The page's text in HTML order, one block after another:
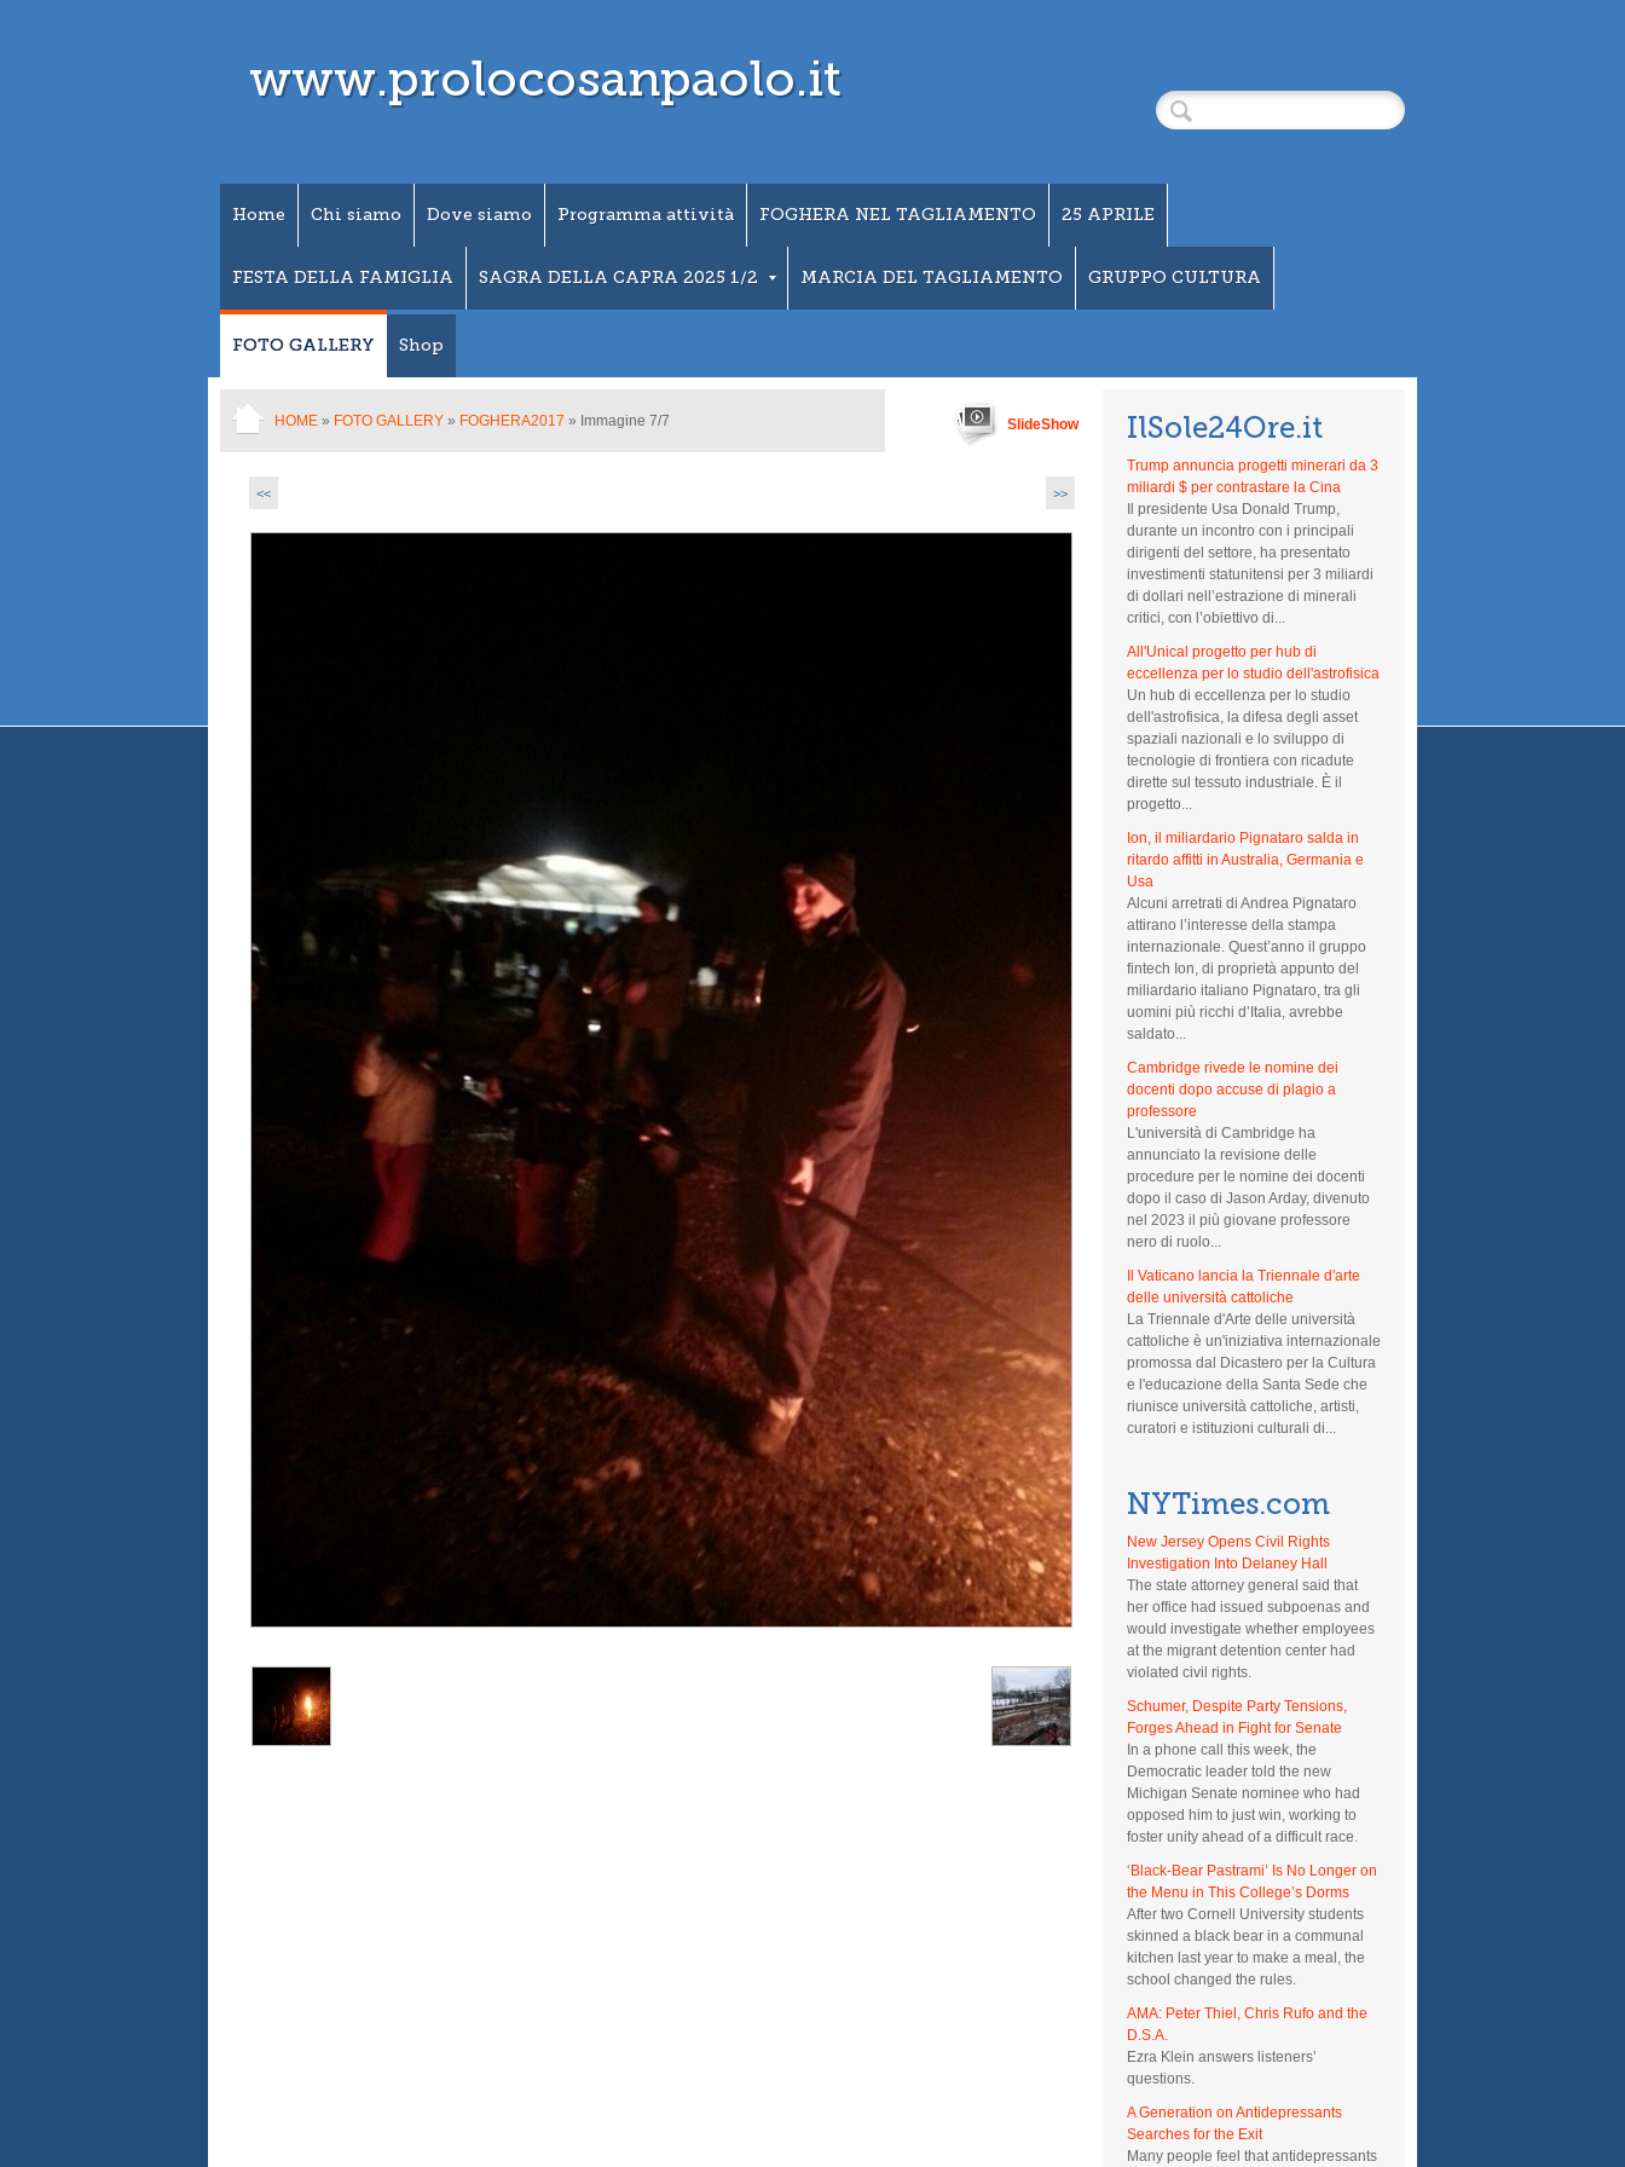
www.prolocosanpaolo.it
Home Chi siamo Dove siamo Programma attività FOGHERA NEL TAGLIAMENTO 25 APRILE
FESTA DELLA FAMIGLIA SAGRA DELLA CAPRA 2025 1/2 MARCIA DEL TAGLIAMENTO GRUPPO CULTURA
FOTO GALLERY Shop
HOME » FOTO GALLERY » FOGHERA2017 » Immagine 7/7 SlideShow
<< >>
IlSole24Ore.it
Trump annuncia progetti minerari da 3
miliardi $ per contrastare la Cina
Il presidente Usa Donald Trump,
durante un incontro con i principali
dirigenti del settore, ha presentato
investimenti statunitensi per 3 miliardi
di dollari nell’estrazione di minerali
critici, con l’obiettivo di...
All'Unical progetto per hub di
eccellenza per lo studio dell'astrofisica
Un hub di eccellenza per lo studio
dell'astrofisica, la difesa degli asset
spaziali nazionali e lo sviluppo di
tecnologie di frontiera con ricadute
dirette sul tessuto industriale. È il
progetto...
Ion, il miliardario Pignataro salda in
ritardo affitti in Australia, Germania e
Usa
Alcuni arretrati di Andrea Pignataro
attirano l’interesse della stampa
internazionale. Quest’anno il gruppo
fintech Ion, di proprietà appunto del
miliardario italiano Pignataro, tra gli
uomini più ricchi d’Italia, avrebbe
saldato...
Cambridge rivede le nomine dei
docenti dopo accuse di plagio a
professore
L'università di Cambridge ha
annunciato la revisione delle
procedure per le nomine dei docenti
dopo il caso di Jason Arday, divenuto
nel 2023 il più giovane professore
nero di ruolo...
Il Vaticano lancia la Triennale d'arte
delle università cattoliche
La Triennale d'Arte delle università
cattoliche è un'iniziativa internazionale
promossa dal Dicastero per la Cultura
e l'educazione della Santa Sede che
riunisce università cattoliche, artisti,
curatori e istituzioni culturali di...
NYTimes.com
New Jersey Opens Civil Rights
Investigation Into Delaney Hall
The state attorney general said that
her office had issued subpoenas and
would investigate whether employees
at the migrant detention center had
violated civil rights.
Schumer, Despite Party Tensions,
Forges Ahead in Fight for Senate
In a phone call this week, the
Democratic leader told the new
Michigan Senate nominee who had
opposed him to just win, working to
foster unity ahead of a difficult race.
‘Black-Bear Pastrami’ Is No Longer on
the Menu in This College’s Dorms
After two Cornell University students
skinned a black bear in a communal
kitchen last year to make a meal, the
school changed the rules.
AMA: Peter Thiel, Chris Rufo and the
D.S.A.
Ezra Klein answers listeners’
questions.
A Generation on Antidepressants
Searches for the Exit
Many people feel that antidepressants